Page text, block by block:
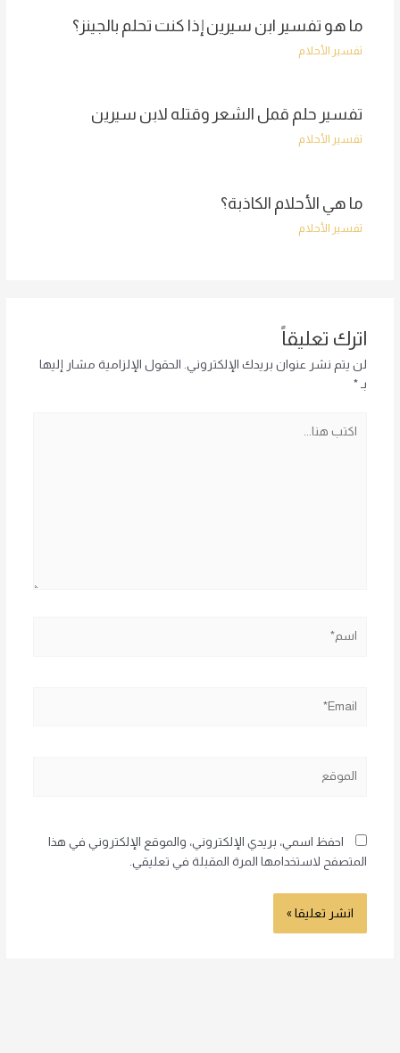
ما هو تفسير ابن سيرين إذا كنت تحلم بالجينز؟
تفسير الأحلام
تفسير حلم قمل الشعر وقتله لابن سيرين
تفسير الأحلام
ما هي الأحلام الكاذبة؟
تفسير الأحلام
اترك تعليقاً
لن يتم نشر عنوان بريدك الإلكتروني. الحقول الإلزامية مشار إليها
بـ *
احفظ اسمي، بريدي الإلكتروني، والموقع الإلكتروني في هذا
المتصفح لاستخدامها المرة المقبلة في تعليقي.